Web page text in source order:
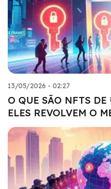
13/05/2026 - 02:27
O QUE SÃO NFTS
ELES REVOLVEM O